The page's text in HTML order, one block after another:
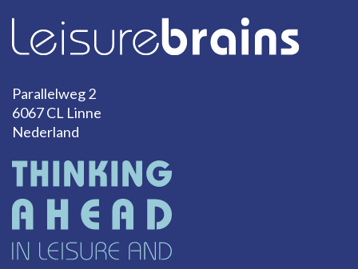
Parallelweg 2
6067 CL Linne
Nederland